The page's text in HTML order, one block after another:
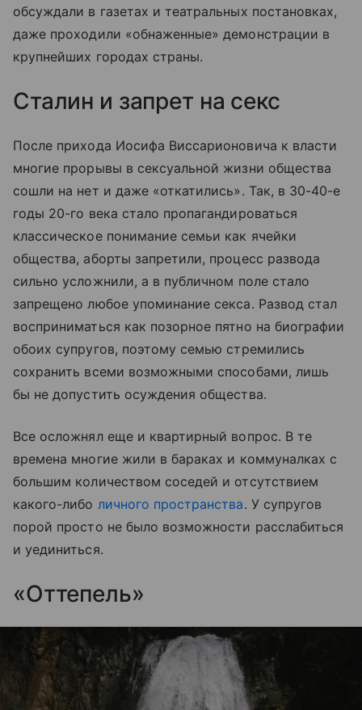
обсуждали в газетах и театральных постановках,
даже проходили «обнаженные» демонстрации в
крупнейших городах страны.
Сталин и запрет на секс
После прихода Иосифа Виссарионовича к власти
многие прорывы в сексуальной жизни общества
сошли на нет и даже «откатились». Так, в 30-40-е
годы 20-го века стало пропагандироваться
классическое понимание семьи как ячейки
общества, аборты запретили, процесс развода
сильно усложнили, а в публичном поле стало
запрещено любое упоминание секса. Развод стал
восприниматься как позорное пятно на биографии
обоих супругов, поэтому семью стремились
сохранить всеми возможными способами, лишь
бы не допустить осуждения общества.
Все осложнял еще и квартирный вопрос. В те
времена многие жили в бараках и коммуналках с
большим количеством соседей и отсутствием
какого-либо личного пространства. У супругов
порой просто не было возможности расслабиться
и уединиться.
«Оттепель»